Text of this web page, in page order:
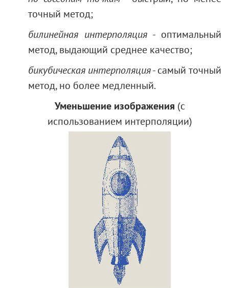
точный метод;
билинейная интерполяция - оптимальный
метод, выдающий среднее качество;
бикубическая интерполяция- самый точный
метод, но более медленный.
Уменьшение изображения (с
использованием интерполяции)